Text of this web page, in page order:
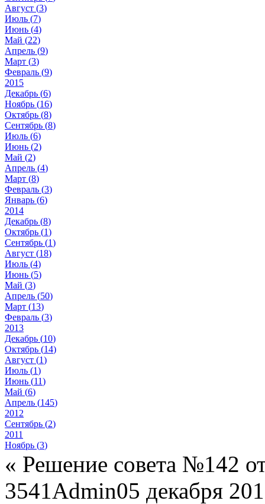
Август (3)
Июль (7)
Июнь (4)
Май (22)
Апрель (9)
Март (3)
Февраль (9)
2015
Декабрь (6)
Ноябрь (16)
Октябрь (8)
Сентябрь (8)
Июль (6)
Июнь (2)
Май (2)
Апрель (4)
Март (8)
Февраль (3)
Январь (6)
2014
Декабрь (8)
Октябрь (1)
Сентябрь (1)
Август (18)
Июль (4)
Июнь (5)
Май (3)
Апрель (50)
Март (13)
Февраль (3)
2013
Декабрь (10)
Октябрь (14)
Август (1)
Июль (1)
Июнь (11)
Май (6)
Апрель (145)
2012
Сентябрь (2)
2011
Ноябрь (3)
« Решение совета №142
3541Admin05 декабря